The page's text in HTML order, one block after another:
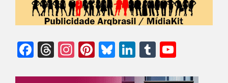
Facebook
Threads
Instagram
Pinterest
Bluesky
LinkedIn
Tumblr